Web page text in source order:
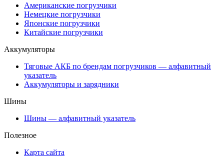
Американские погрузчики
Немецкие погрузчики
Японские погрузчики
Китайские погрузчики
Аккумуляторы
Тяговые АКБ по брендам погрузчиков — алфавитный
указатель
Аккумуляторы и зарядники
Шины
Шины — алфавитный указатель
Полезное
Карта сайта